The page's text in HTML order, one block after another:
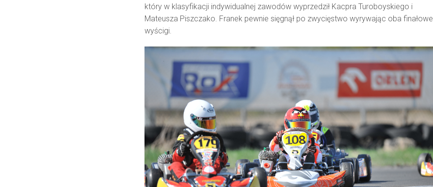
który w klasyfikacji indywidualnej zawodów wyprzedził Kacpra Turoboyskiego i
Mateusza Piszczako. Franek pewnie sięgnął po zwycięstwo wyrywając oba finałowe
wyścigi.